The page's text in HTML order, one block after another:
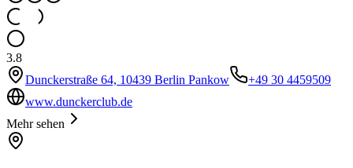
3.8
Dunckerstraße 64, 10439 Berlin Pankow
+49 30 4459509
www.dunckerclub.de
Mehr sehen